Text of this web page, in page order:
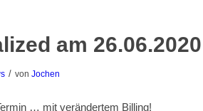
am 26.06.2020
/ von Jochen
… mit verändertem Billing!